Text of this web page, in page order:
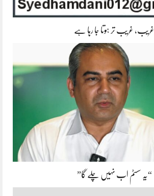
غریب، غریب تر ہوتا جا رہا ہے
“یہ سسٹم اب نہیں چلے گا”